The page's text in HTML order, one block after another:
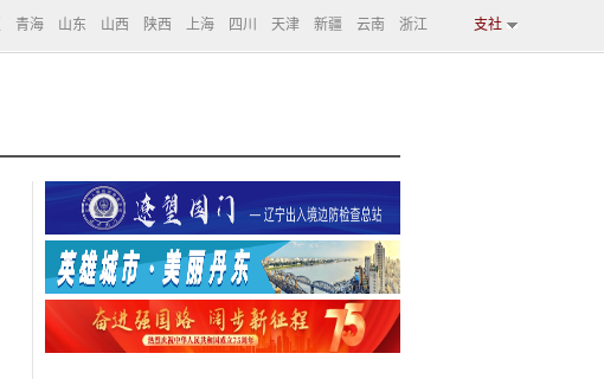
青海 山东 山西 陕西 上海 四川 天津 新疆 云南 浙江 支社